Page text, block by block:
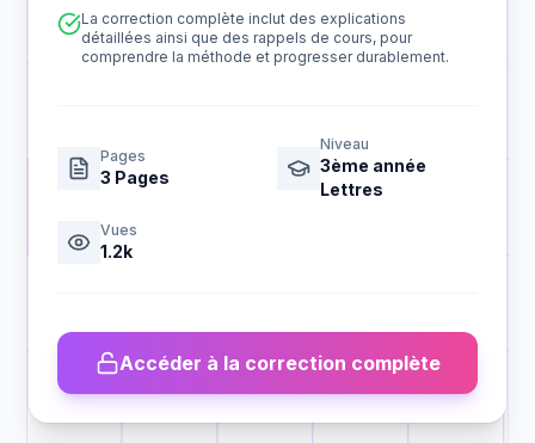
La correction complète inclut des explications
détaillées ainsi que des rappels de cours, pour
comprendre la méthode et progresser durablement.
Pages
3 Pages
Niveau
3ème année
Lettres
Vues
1.2k
Accéder à la correction complète